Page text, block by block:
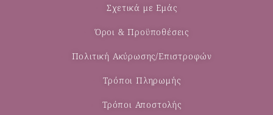
Σχετικά με Εμάς
Όροι & Προϋποθέσεις
Πολιτική Ακύρωσης/Επιστροφών
Τρόποι Πληρωμής
Τρόποι Αποστολής